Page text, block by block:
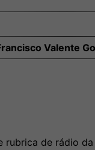
Valente
rubrica de rádio